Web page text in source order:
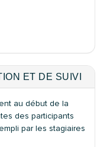
ET DE SUIVI
au début de la
des participants
par les stagiaires